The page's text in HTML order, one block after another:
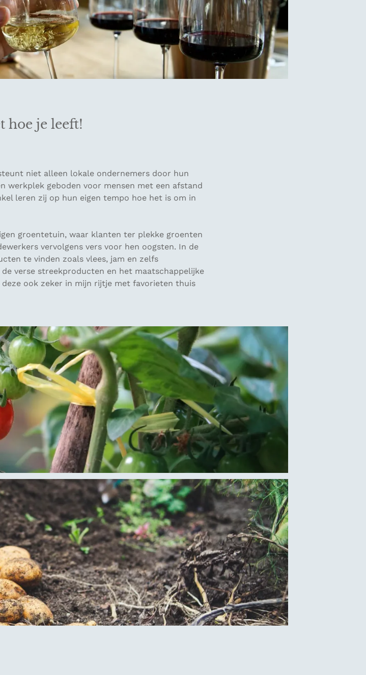
hoe je leeft!
niet alleen lokale ondernemers door hun
werkplek geboden voor mensen met een afstand
leren zij op hun eigen tempo hoe het is om in
groentetuin, waar klanten ter plekke groenten
vervolgens vers voor hen oogsten. In de
te vinden zoals vlees, jam en zelfs
verse streekproducten en het maatschappelijke
ook zeker in mijn rijtje met favorieten thuis